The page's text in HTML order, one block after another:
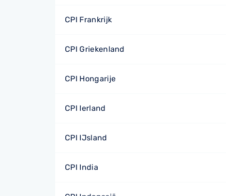
CPI Frankrijk
CPI Griekenland
CPI Hongarije
CPI Ierland
CPI IJsland
CPI India